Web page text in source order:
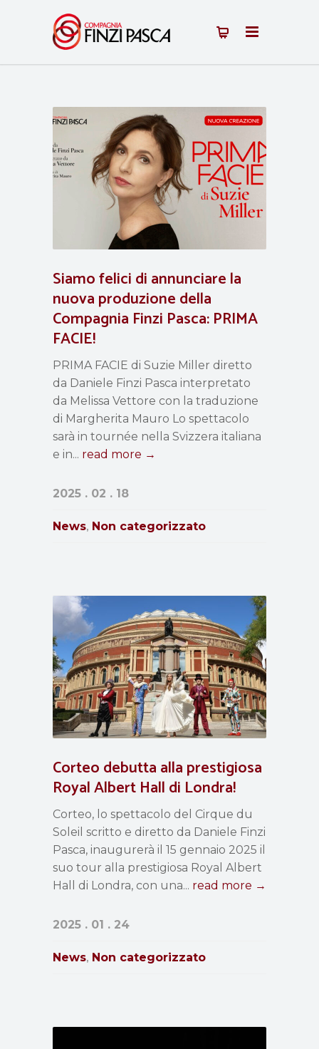
Siamo felici di annunciare la
nuova produzione della
Compagnia Finzi Pasca: PRIMA
FACIE!
PRIMA FACIE di Suzie Miller diretto
da Daniele Finzi Pasca interpretato
da Melissa Vettore con la traduzione
di Margherita Mauro Lo spettacolo
sarà in tournée nella Svizzera italiana
e in... read more →
2025 . 02 . 18
News, Non categorizzato
Corteo debutta alla prestigiosa
Royal Albert Hall di Londra!
Corteo, lo spettacolo del Cirque du
Soleil scritto e diretto da Daniele Finzi
Pasca, inaugurerà il 15 gennaio 2025 il
suo tour alla prestigiosa Royal Albert
Hall di Londra, con una... read more →
2025 . 01 . 24
News, Non categorizzato